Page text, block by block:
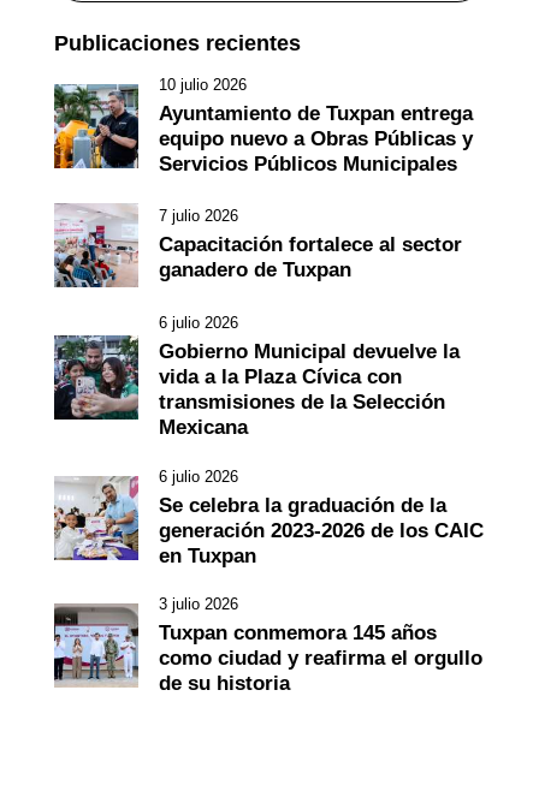
Publicaciones recientes
10 julio 2026
Ayuntamiento de Tuxpan entrega
equipo nuevo a Obras Públicas y
Servicios Públicos Municipales
7 julio 2026
Capacitación fortalece al sector
ganadero de Tuxpan
6 julio 2026
Gobierno Municipal devuelve la
vida a la Plaza Cívica con
transmisiones de la Selección
Mexicana
6 julio 2026
Se celebra la graduación de la
generación 2023-2026 de los CAIC
en Tuxpan
3 julio 2026
Tuxpan conmemora 145 años
como ciudad y reafirma el orgullo
de su historia